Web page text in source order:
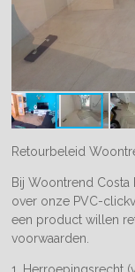
Retourbeleid
Bij Woontrend Costa
over onze PVC-
een product willen
voorwaarden.